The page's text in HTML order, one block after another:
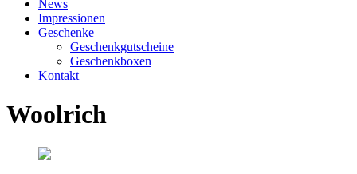
News
Impressionen
Geschenke
Geschenkgutscheine
Geschenkboxen
Kontakt
Woolrich